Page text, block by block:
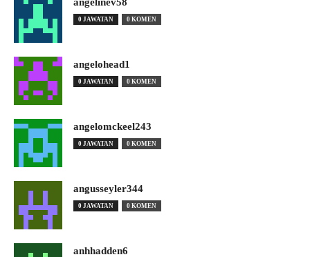
0 JAWATAN 0 KOMEN
angelohead1
0 JAWATAN 0 KOMEN
angelomckeel243
0 JAWATAN 0 KOMEN
angusseyler344
0 JAWATAN 0 KOMEN
anhhadden6